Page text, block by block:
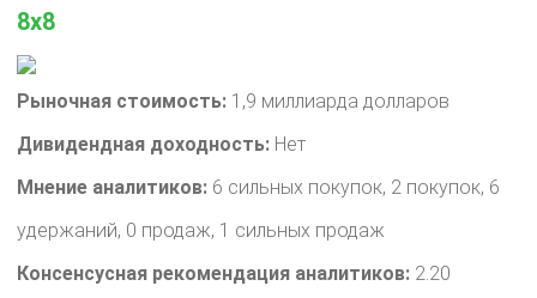
8x8
Рыночная стоимость: 1,9 миллиарда долларов
Дивидендная доходность: Нет
Мнение аналитиков: 6 сильных покупок, 2 покупок, 6
удержаний, 0 продаж, 1 сильных продаж
Консенсусная рекомендация аналитиков: 2.20